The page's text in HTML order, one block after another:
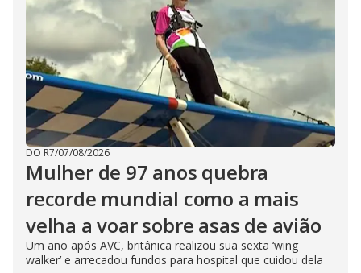
DO R7/07/08/2026
Mulher de 97 anos quebra
recorde mundial como a mais
velha a voar sobre asas de avião
Um ano após AVC, britânica realizou sua sexta ‘wing
walker’ e arrecadou fundos para hospital que cuidou dela